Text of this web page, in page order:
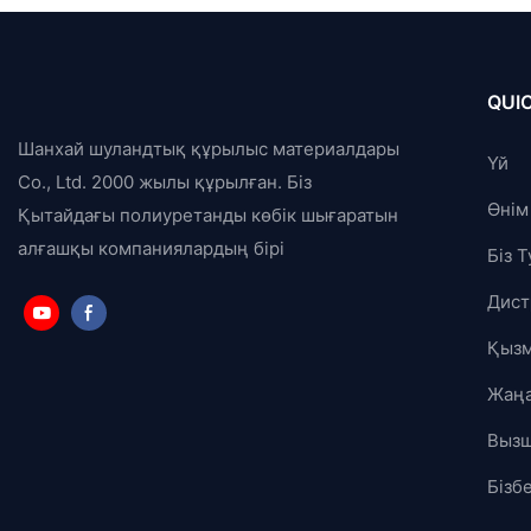
Шанхай шуландтық құрылыс материалдары
Co., Ltd. 2000 жылы құрылған. Біз
Қытайдағы полиуретанды көбік шығаратын
алғашқы компаниялардың бірі
Үй
Өнім
Біз